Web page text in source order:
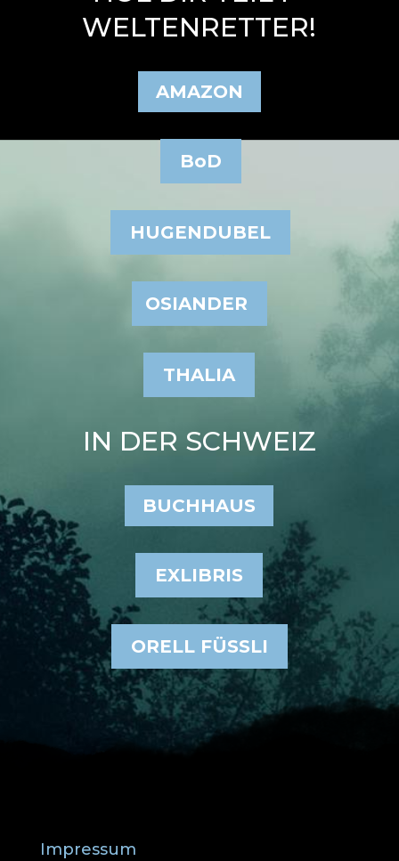
WELTENRETTER!
AMAZON
BoD
HUGENDUBEL
OSIANDER
THALIA
IN DER SCHWEIZ
BUCHHAUS
EXLIBRIS
ORELL FÜSSLI
Impressum